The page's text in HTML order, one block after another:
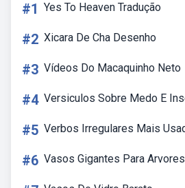
#1 Yes To Heaven Tradução
#2 Xicara De Cha Desenho
#3 Vídeos Do Macaquinho Neto
#4 Versiculos Sobre Medo E
#5 Verbos Irregulares Mais
#6 Vasos Gigantes Para Arvores